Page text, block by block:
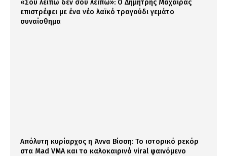
«Σου λείπω δεν σου λείπω»: Ο Δημήτρης Μαχαίρας
επιστρέφει με ένα νέο λαϊκό τραγούδι γεμάτο
συναίσθημα
Απόλυτη κυρίαρχος η Άννα Βίσση: Το ιστορικό ρεκόρ
στα Mad VMA και το καλοκαιρινό viral φαινόμενο